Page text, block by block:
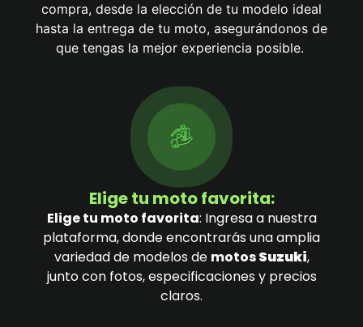
compra, desde la elección de tu modelo ideal
hasta la entrega de tu moto, asegurándonos de
que tengas la mejor experiencia posible.
Elige tu moto favorita:
Elige tu moto favorita: Ingresa a nuestra
plataforma, donde encontrarás una amplia
variedad de modelos de motosSuzuki,
junto con fotos, especificaciones y precios
claros.